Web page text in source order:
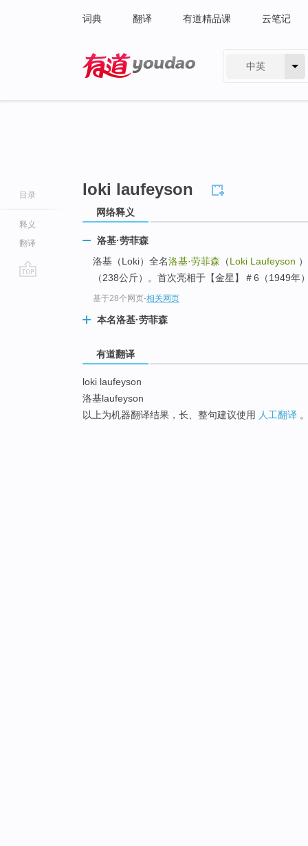
词典 翻译 有道精品课 云笔记
中英
目录
释义
翻译
loki laufeyson
网络释义
洛基·劳菲森
洛基（Loki）全名洛基·劳菲森 （Loki Laufeyson
（238公斤）。首次亮相于【金星】＃6（1949年
基于28个网页-相关网页
本名洛基·劳菲森
有道翻译
loki laufeyson
洛基laufeyson
以上为机器翻译结果，长、整句建议使用 人工翻译